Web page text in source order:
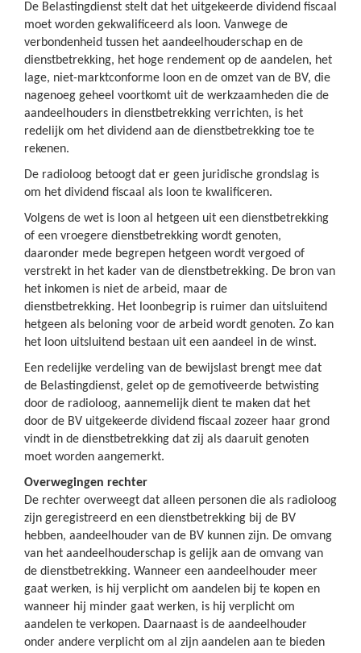
De Belastingdienst stelt dat het uitgekeerde dividend fiscaal
moet worden gekwalificeerd als loon. Vanwege de
verbondenheid tussen het aandeelhouderschap en de
dienstbetrekking, het hoge rendement op de aandelen, het
lage, niet-marktconforme loon en de omzet van de BV, die
nagenoeg geheel voortkomt uit de werkzaamheden die de
aandeelhouders in dienstbetrekking verrichten, is het
redelijk om het dividend aan de dienstbetrekking toe te
rekenen.
De radioloog betoogt dat er geen juridische grondslag is
om het dividend fiscaal als loon te kwalificeren.
Volgens de wet is loon al hetgeen uit een dienstbetrekking
of een vroegere dienstbetrekking wordt genoten,
daaronder mede begrepen hetgeen wordt vergoed of
verstrekt in het kader van de dienstbetrekking. De bron van
het inkomen is niet de arbeid, maar de
dienstbetrekking. Het loonbegrip is ruimer dan uitsluitend
hetgeen als beloning voor de arbeid wordt genoten. Zo kan
het loon uitsluitend bestaan uit een aandeel in de winst.
Een redelijke verdeling van de bewijslast brengt mee dat
de Belastingdienst, gelet op de gemotiveerde betwisting
door de radioloog, aannemelijk dient te maken dat het
door de BV uitgekeerde dividend fiscaal zozeer haar grond
vindt in de dienstbetrekking dat zij als daaruit genoten
moet worden aangemerkt.
Overwegingen rechter
De rechter overweegt dat alleen personen die als radioloog
zijn geregistreerd en een dienstbetrekking bij de BV
hebben, aandeelhouder van de BV kunnen zijn. De omvang
van het aandeelhouderschap is gelijk aan de omvang van
de dienstbetrekking. Wanneer een aandeelhouder meer
gaat werken, is hij verplicht om aandelen bij te kopen en
wanneer hij minder gaat werken, is hij verplicht om
aandelen te verkopen. Daarnaast is de aandeelhouder
onder andere verplicht om al zijn aandelen aan te bieden